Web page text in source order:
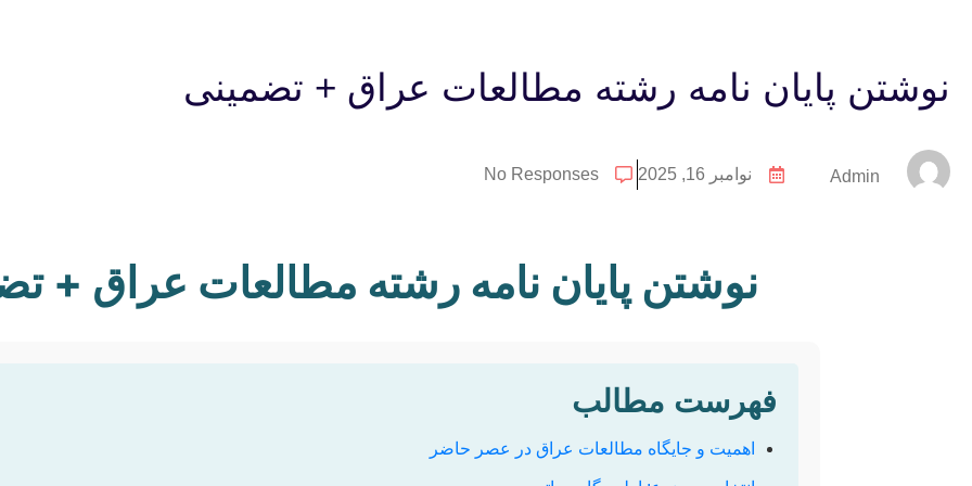
نوشتن پایان نامه رشته مطالعات عراق + تضمینی
Admin نوامبر 16, 2025 No Responses
نوشتن پایان نامه رشته مطالعات عراق +
فهرست مطالب
اهمیت و جایگاه مطالعات عراق در عصر حاضر